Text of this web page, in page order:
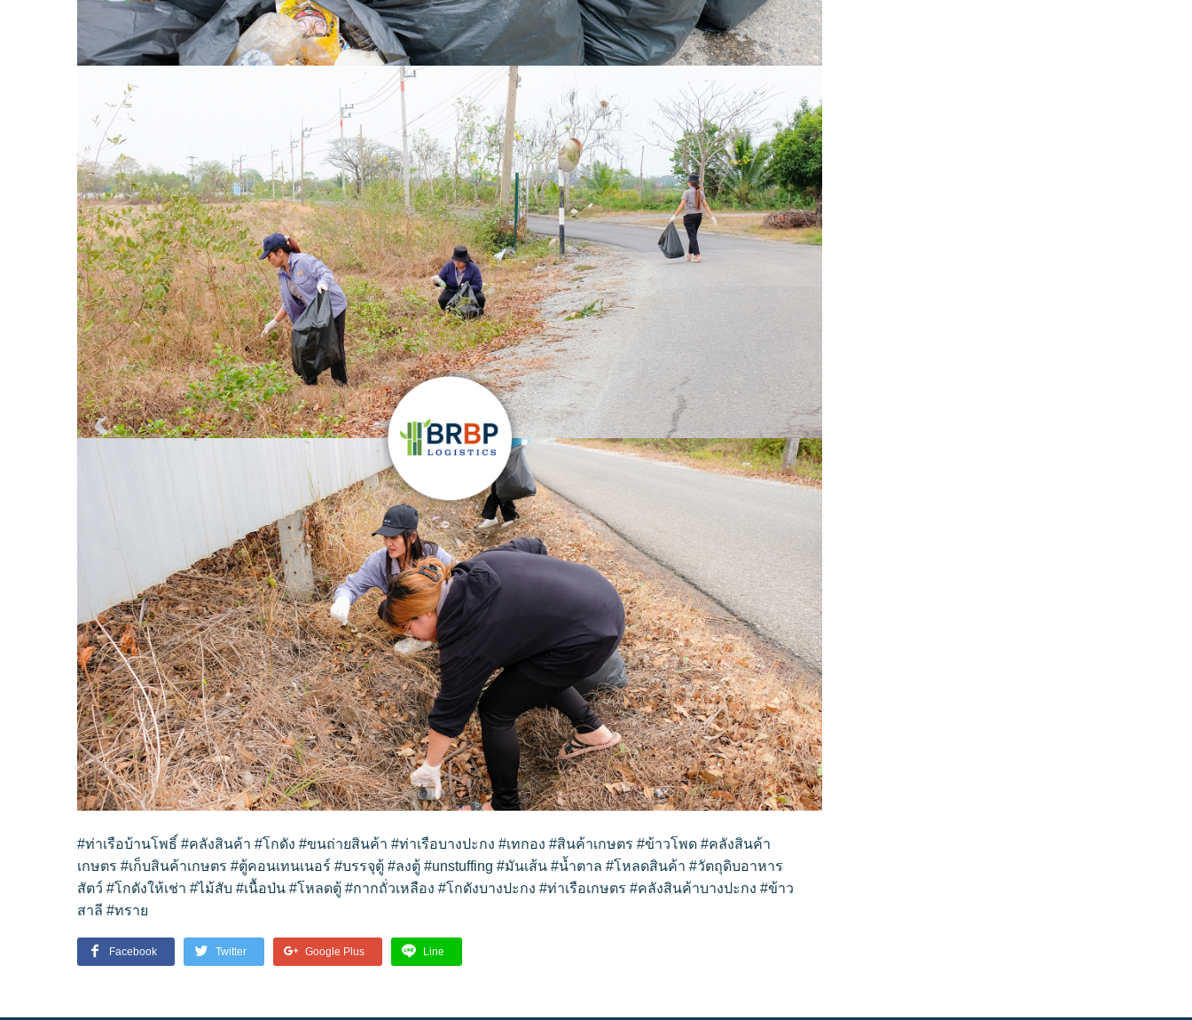
#ท่าเรือบ้านโพธิ์ #คลังสินค้า #โกดัง #ขนถ่ายสินค้า #ท่าเรือบางปะกง #เทกอง #สินค้าเกษตร #ข้าวโพด #คลังสินค้า
เกษตร #เก็บสินค้าเกษตร #ตู้คอนเทนเนอร์ #บรรจุตู้ #ลงตู้ #unstuffing #มันเส้น #น้ำตาล #โหลดสินค้า #วัตถุดิบอาหาร
สัตว์ #โกดังให้เช่า #ไม้สับ #เนื้อป่น #โหลดตู้ #กากถั่วเหลือง #โกดังบางปะกง #ท่าเรือเกษตร #คลังสินค้าบางปะกง #ข้าว
สาลี #ทราย
Facebook Twitter Google Plus Line